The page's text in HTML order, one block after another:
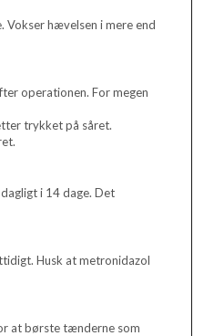
Vokser hævelsen i mere end
operationen. For megen
trykket på såret.
i 14 dage. Det
Husk at metronidazol
at børste tænderne som